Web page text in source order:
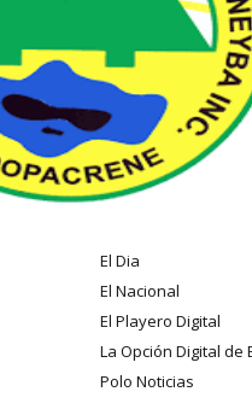
El Dia
El Nacional
El Playero Digital
La Opción Digital de
Polo Noticias